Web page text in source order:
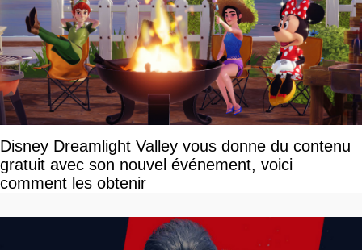
Disney Dreamlight Valley vous donne du contenu
gratuit avec son nouvel événement, voici
comment les obtenir